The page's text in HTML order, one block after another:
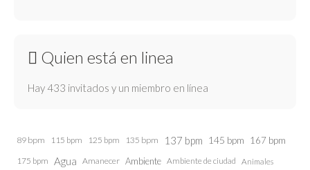
Quien está en linea
Hay 433 invitados y un miembro en línea
89 bpm 115 bpm 125 bpm 135 bpm 137 bpm 145 bpm 167 bpm
175 bpm Agua Amanecer Ambiente Ambiente de ciudad Animales